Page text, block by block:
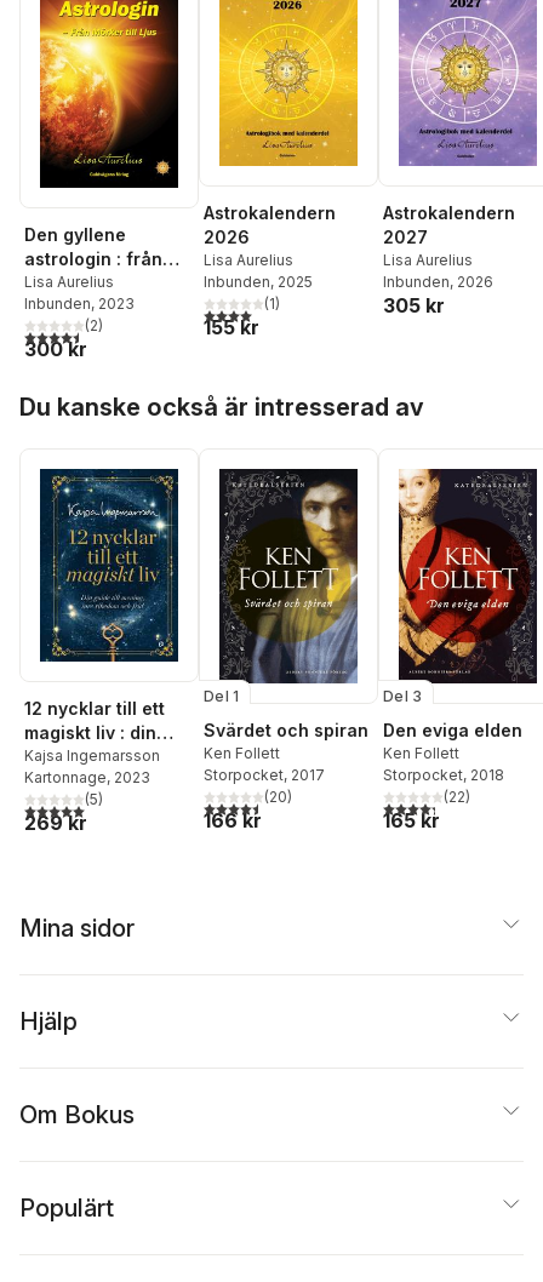
Den gyllene
astrologin : från
mörker till ljus
Lisa Aurelius
Inbunden, 2023
4,5utav 5 stjärnor. Totalt antal röster:
(2)
300 kr
Astrokalendern
2026
Lisa Aurelius
Inbunden, 2025
4,0utav 5 stjärnor. Totalt antal röster:
(1)
155 kr
Astrokalendern
2027
Lisa Aurelius
Inbunden, 2026
305 kr
Du kanske också är intresserad av
12 nycklar till ett
magiskt liv : din
guide till mening,
inre rikedom och
frid
Kajsa Ingemarsson
Kartonnage, 2023
5,0utav 5 stjärnor. Totalt antal röster:
(5)
269 kr
Del 1
Svärdet och spiran
Ken Follett
Storpocket, 2017
4,5utav 5 stjärnor. Totalt antal röster:
(20)
166 kr
Del 3
Den eviga elden
Ken Follett
Storpocket, 2018
4,3utav 5 stjärnor.
(22)
165 kr
Mina sidor
Hjälp
Om Bokus
Populärt